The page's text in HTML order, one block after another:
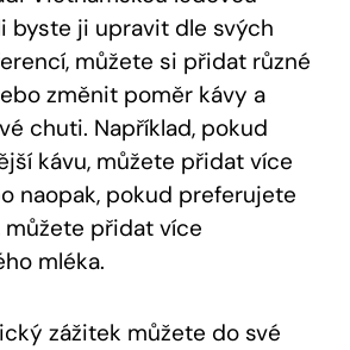
byste ji upravit dle svých
můžete si přidat různé
změnit poměr kávy a
chuti. Například, pokud
kávu, můžete přidat více
naopak, pokud preferujete
přidat více
mléka.
zážitek můžete do své